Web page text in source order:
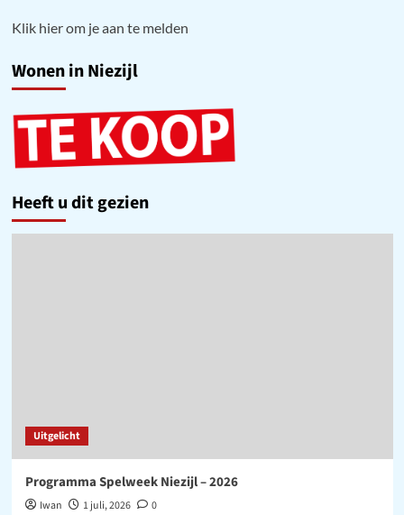
Klik hier om je aan te melden
Wonen in Niezijl
Heeft u dit gezien
Uitgelicht
Programma Spelweek Niezijl – 2026
Iwan 1 juli, 2026 0